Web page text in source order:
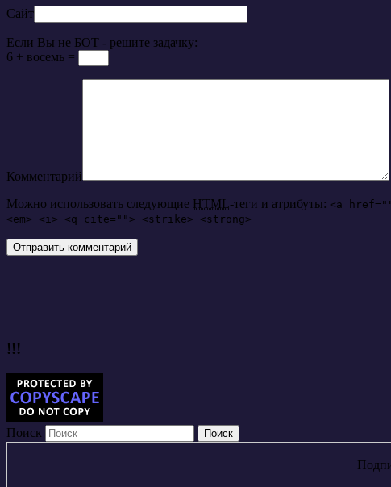
Сайт
Если Вы не БОТ - решите задачку:
6 + восемь =
Комментарий
Можно использовать следующие HTML-теги и атрибуты: <a
<em> <i> <q cite=""> <strike> <strong>
!!!
Поиск